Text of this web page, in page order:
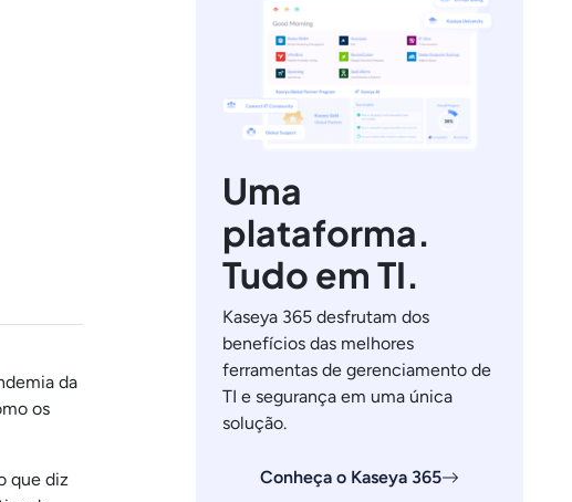
da
os
que diz
Uma
plataforma.
Tudo em TI.
Kaseya 365 desfrutam dos
benefícios das melhores
ferramentas de gerenciamento de
TI e segurança em uma única
solução.
Conheça o Kaseya 365